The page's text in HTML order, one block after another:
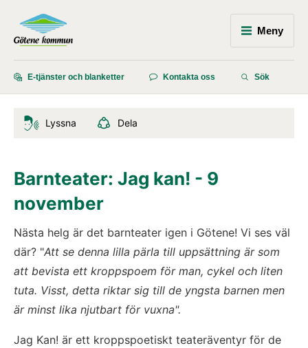
Meny
E-tjänster och blanketter Kontakta oss Sök
Lyssna Dela
Barnteater: Jag kan! - 9
november
Nästa helg är det barnteater igen i Götene! Vi ses väl
där? "Att se denna lilla pärla till uppsättning är som
att bevista ett kroppspoem för man, cykel och liten
tuta. Visst, detta riktar sig till de yngsta barnen men
är minst lika njutbart för vuxna".
Jag Kan! är ett kroppspoetiskt teateräventyr för de